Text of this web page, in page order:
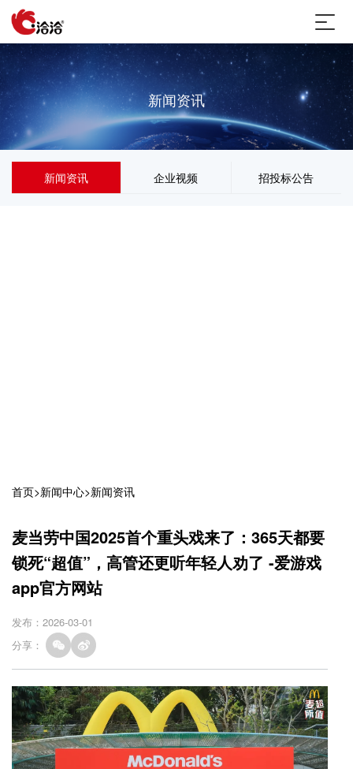
新闻资讯
新闻资讯 企业视频 招投标公告
首页>新闻中心>新闻资讯
麦当劳中国2025首个重头戏来了：365天都要
锁死“超值”，高管还更听年轻人劝了 -爱游戏
app官方网站
发布：2026-03-01
分享：